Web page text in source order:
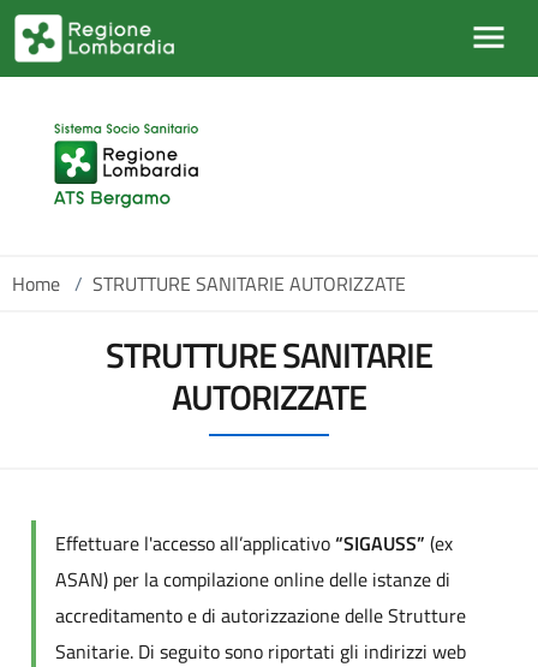
Salta al contenuto principale
Home / STRUTTURE SANITARIE AUTORIZZATE
STRUTTURE SANITARIE
AUTORIZZATE
Effettuare l'accesso all’applicativo“SIGAUSS” (ex
ASAN) per la compilazione online delle istanze di
accreditamento e di autorizzazione delle Strutture
Sanitarie. Di seguito sono riportati gli indirizzi web